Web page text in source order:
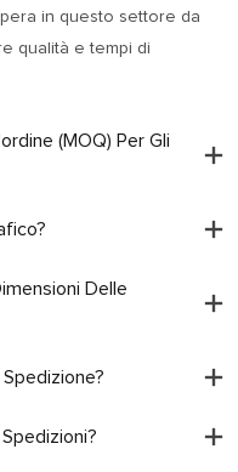
in questo settore da
qualità e tempi di
(MOQ) Per Gli
Delle